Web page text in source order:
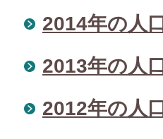
2014年の人口
2013年の人口
2012年の人口